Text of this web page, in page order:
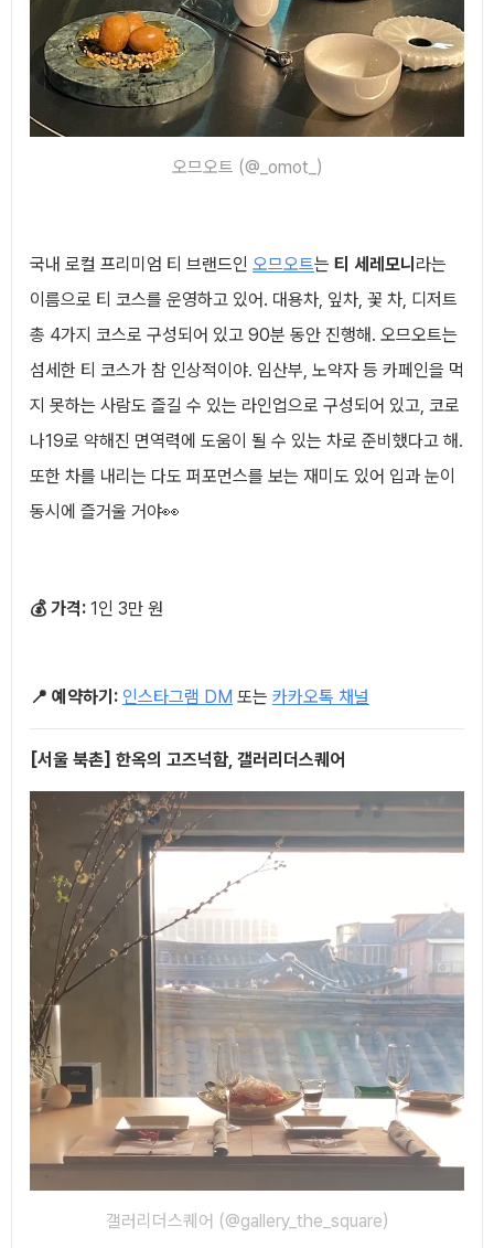
오므오트 (@_omot_)
국내 로컬 프리미엄 티 브랜드인 오므오트는 티 세레모니 라는
이름으로 티 코스를 운영하고 있어. 대용차, 잎차, 꽃 차, 디저트
총 4가지 코스로 구성되어 있고 90분 동안 진행해. 오므오트는
섬세한 티 코스가 참 인상적이야. 임산부, 노약자 등 카페인을 먹
지 못하는 사람도 즐길 수 있는 라인업으로 구성되어 있고, 코로
나19로 약해진 면역력에 도움이 될 수 있는 차로 준비했다고 해.
또한 차를 내리는 다도 퍼포먼스를 보는 재미도 있어 입과 눈이
동시에 즐거울 거야👀
💰 가격: 1인 3만 원
📍 예약하기: 인스타그램 DM 또는 카카오톡 채널
[서울 북촌] 한옥의 고즈넉함, 갤러리더스퀘어
갤러리더스퀘어 (@gallery_the_square)